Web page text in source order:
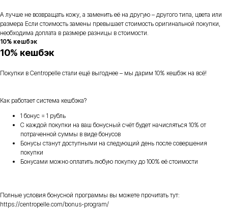
А лучше не возвращать кожу, а заменить её на другую – другого типа, цвета или
размера Если стоимость замены превышает стоимость оригинальной покупки,
необходима доплата в размере разницы в стоимости.
10% кешбэк
10% кешбэк
Покупки в Centropelle стали ещё выгоднее – мы дарим 10% кешбэк на всё!
Как работает система кешбэка?
1 бонус = 1 рубль
С каждой покупки на ваш бонусный счёт будет начисляться 10% от
потраченной суммы в виде бонусов
Бонусы станут доступными на следующий день после совершения
покупки
Бонусами можно оплатить любую покупку до 100% её стоимости
Полные условия бонусной программы вы можете прочитать тут:
https://centropelle.com/bonus-program/